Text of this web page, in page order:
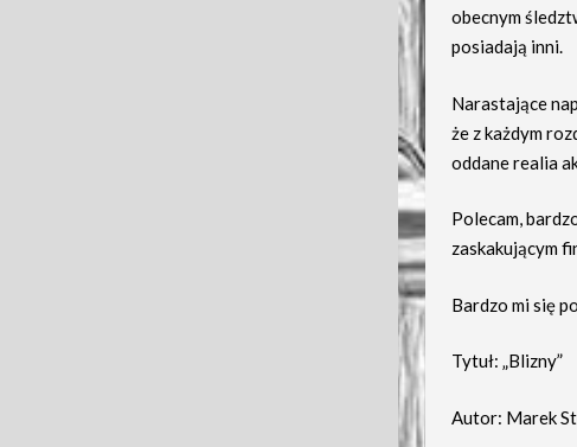
obecnym
posiadają inni.
Narastające
że z każdym
oddane realia
Polecam,
zaskakującym
Bardzo mi się
Tytuł: „Blizny”
Autor: Marek